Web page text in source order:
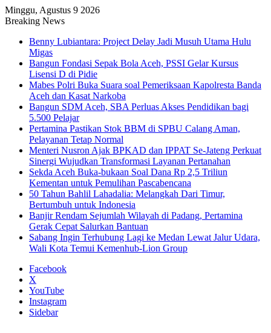
Minggu, Agustus 9 2026
Breaking News
Benny Lubiantara: Project Delay Jadi Musuh Utama Hulu
Migas
Bangun Fondasi Sepak Bola Aceh, PSSI Gelar Kursus
Lisensi D di Pidie
Mabes Polri Buka Suara soal Pemeriksaan Kapolresta Banda
Aceh dan Kasat Narkoba
Bangun SDM Aceh, SBA Perluas Akses Pendidikan bagi
5.500 Pelajar
Pertamina Pastikan Stok BBM di SPBU Calang Aman,
Pelayanan Tetap Normal
Menteri Nusron Ajak BPKAD dan IPPAT Se-Jateng Perkuat
Sinergi Wujudkan Transformasi Layanan Pertanahan
Sekda Aceh Buka-bukaan Soal Dana Rp 2,5 Triliun
Kementan untuk Pemulihan Pascabencana
50 Tahun Bahlil Lahadalia: Melangkah Dari Timur,
Bertumbuh untuk Indonesia
Banjir Rendam Sejumlah Wilayah di Padang, Pertamina
Gerak Cepat Salurkan Bantuan
Sabang Ingin Terhubung Lagi ke Medan Lewat Jalur Udara,
Wali Kota Temui Kemenhub-Lion Group
Facebook
X
YouTube
Instagram
Sidebar